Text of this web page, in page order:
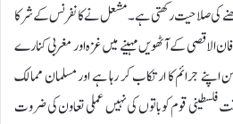
کی صلاحیت رکھتی ہے۔مشعل نے کانفرنس کے شرکا
کے آٹھویں مہینے میں غزہ اور مغربی کنارے
ہیں۔ دشمن اپنے جرائم کا ارتکاب کر رہا ہے اور مسلمان ممالک
قوم کو باتوں کی نہیں عملی تعاون کی ضروت